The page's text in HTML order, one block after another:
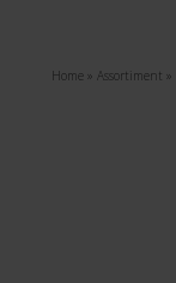
Home » Assortiment »